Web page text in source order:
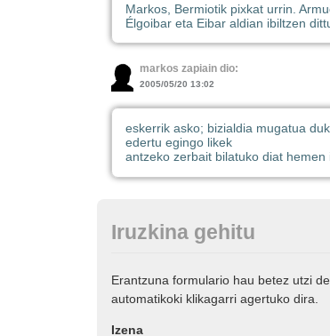
Markos, Bermiotik pixkat urrin.
Élgoibar eta Eibar aldian ibiltzen
markos zapiain dio:
2005/05/20 13:02
eskerrik asko; bizialdia mugatua
edertu egingo likek
antzeko zerbait bilatuko diat hemen
Iruzkina gehitu
Erantzuna formulario hau betez utzi
automatikoki klikagarri agertuko dira.
Izena